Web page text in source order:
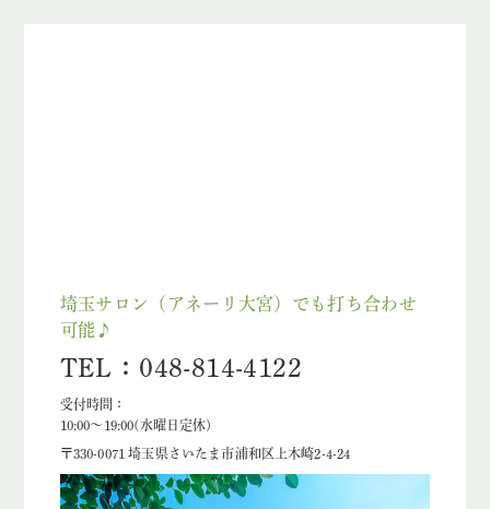
埼玉サロン（アネーリ大宮）でも打ち合わせ
可能♪
TEL：048-814-4122
受付時間：
10:00〜19:00(水曜日定休)
〒330-0071 埼玉県さいたま市浦和区上木崎2-4-24